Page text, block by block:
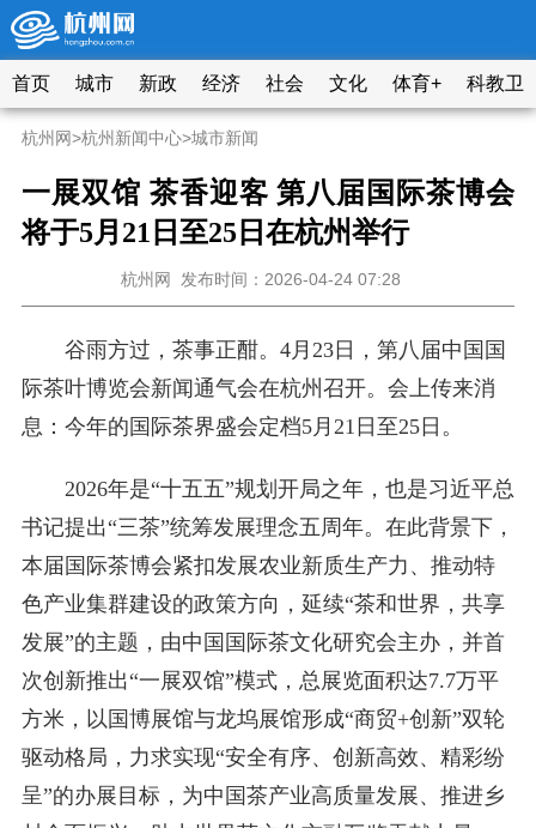
首页 城市 新政 经济 社会 文化 体育+ 科教卫
杭州网>杭州新闻中心>城市新闻
一展双馆 茶香迎客 第八届国际茶博会
将于5月21日至25日在杭州举行
杭州网 发布时间：2026-04-24 07:28
谷雨方过，茶事正酣。4月23日，第八届中国国
际茶叶博览会新闻通气会在杭州召开。会上传来消
息：今年的国际茶界盛会定档5月21日至25日。
2026年是“十五五”规划开局之年，也是习近平总
书记提出“三茶”统筹发展理念五周年。在此背景下，
本届国际茶博会紧扣发展农业新质生产力、推动特
色产业集群建设的政策方向，延续“茶和世界，共享
发展”的主题，由中国国际茶文化研究会主办，并首
次创新推出“一展双馆”模式，总展览面积达7.7万平
方米，以国博展馆与龙坞展馆形成“商贸+创新”双轮
驱动格局，力求实现“安全有序、创新高效、精彩纷
呈”的办展目标，为中国茶产业高质量发展、推进乡